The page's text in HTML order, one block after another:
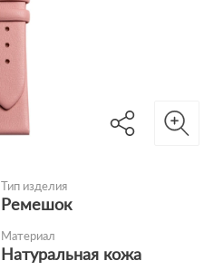
Тип изделия
Ремешок
Материал
Натуральная кожа